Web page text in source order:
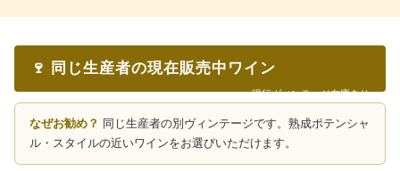
🍷 同じ生産者の現在販売中ワイン
現行ヴィンテージ在庫あり
なぜお勧め？ 同じ生産者の別ヴィンテージです。熟成ポテンシャ
ル・スタイルの近いワインをお選びいただけます。